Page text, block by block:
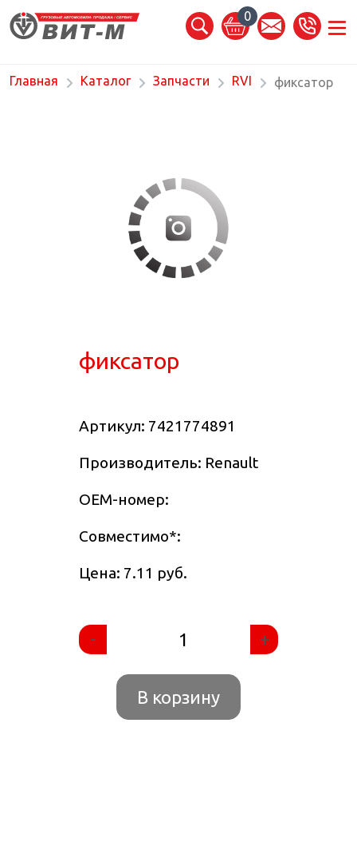
0
Главная Каталог Запчасти RVI фиксатор
фиксатор
Артикул: 7421774891
Производитель: Renault
OEM-номер:
Совместимо*:
Цена: 7.11 руб.
- +
В корзину